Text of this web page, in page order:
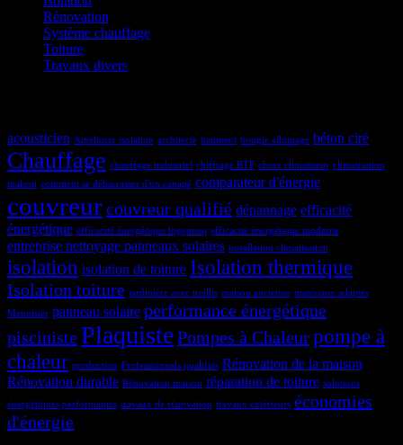
Rénovation
Système chauffage
Toiture
Travaux divers
acousticien Améliorer isolation architecte batiment bougie allumage béton ciré
Chauffage chauffage industriel chiffrage BTP choix climatiseur climatisation
maison comment se débarrasser d'un canapé comparateur d'énergie
couvreurcouvreur qualifié dépannage efficacité
énergétique efficacité énergétique logement efficacité énergétique moderne
entreprise nettoyage panneaux solaires installation climatisation
isolation isolation de toiture Isolation thermique
Isolation toiture jardinière avec treillis maison ancienne matériaux adaptés
Menuisier panneau solaire performance énergétique
piscinistePlaquistePompes à Chaleurpompe à
chaleur production Professionnels qualifiés Rénovation de la maison
Rénovation durable Rénovation maison réparation de toiture solutions
énergétiques performantes travaux de rénovation travaux extérieurs économies
d'énergie